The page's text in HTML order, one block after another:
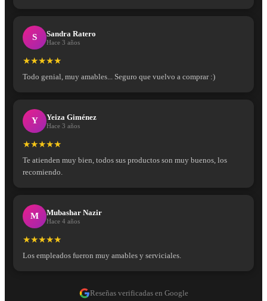
S Sandra Ratero
Hace 3 años
★★★★★
Todo genial, muy amables... Seguro que vuelvo a comprar :)
Y Yeiza Giménez
Hace 3 años
★★★★★
Te atienden muy bien, todos sus productos son muy buenos, los
recomiendo.
M Mubashar Nazir
Hace 4 años
★★★★★
Los empleados fueron muy amables y serviciales.
Reseñas verificadas en Google